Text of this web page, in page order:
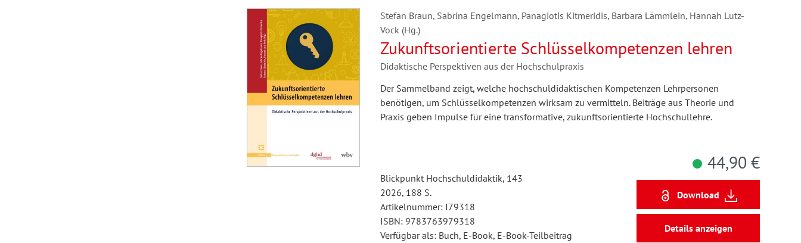
Stefan Braun, Sabrina Engelmann, Panagiotis Kitmeridis, Barbara Lämmlein, Hannah Lutz-
Vock (Hg.)
Zukunftsorientierte Schlüsselkompetenzen lehren
Didaktische Perspektiven aus der Hochschulpraxis
Der Sammelband zeigt, welche hochschuldidaktischen Kompetenzen Lehrpersonen
benötigen, um Schlüsselkompetenzen wirksam zu vermitteln. Beiträge aus Theorie und
Praxis geben Impulse für eine transformative, zukunftsorientierte Hochschullehre.
Blickpunkt Hochschuldidaktik, 143
2026, 188 S.
Artikelnummer: I79318
ISBN: 9783763979318
Verfügbar als: Buch, E-Book, E-Book-Teilbeitrag
44,90 €
Download
Details anzeigen